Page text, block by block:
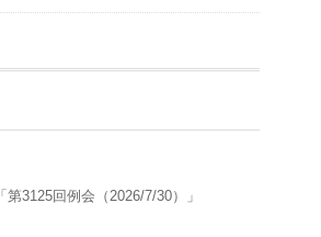
「第3125回例会（2026/7/30）」